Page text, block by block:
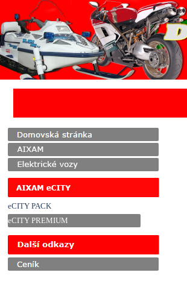
Přejít na obsah
Přeskočit menu
eCITY PACK
eCITY PREMIUM